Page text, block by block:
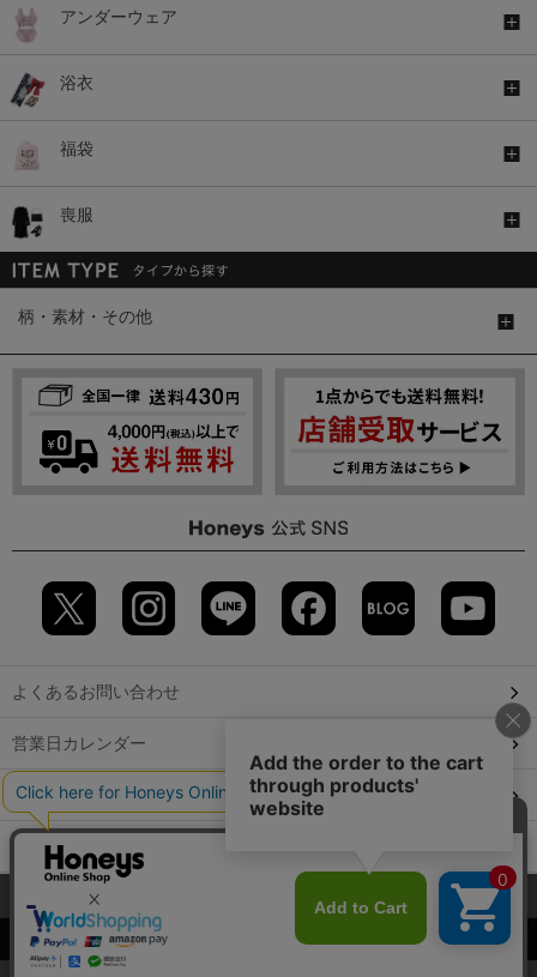
アンダーウェア
浴衣
福袋
喪服
柄・素材・その他
よくあるお問い合わせ
営業日カレンダー
店舗検索
GLOBAL GUIDE（海外からご利用のお客様）
©2009 HONEYS CO., LTD. All Rights Reserved.
当サイトでは、サイトの利便性向上のため、クッキー(Cookie)を使
用しています。詳しくは「
」をご覧くださ